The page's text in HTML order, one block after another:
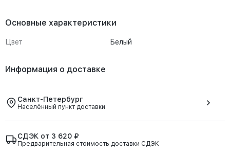
Основные характеристики
Цвет Белый
Информация о доставке
Санкт-Петербург
Населённый пункт доставки
СДЭК от 3 620 ₽
Предварительная стоимость доставки СДЭК